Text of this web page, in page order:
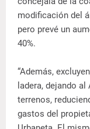
modificación del
pero prevé un
40%.
“Además,
ladera, dejando
terrenos,
gastos del